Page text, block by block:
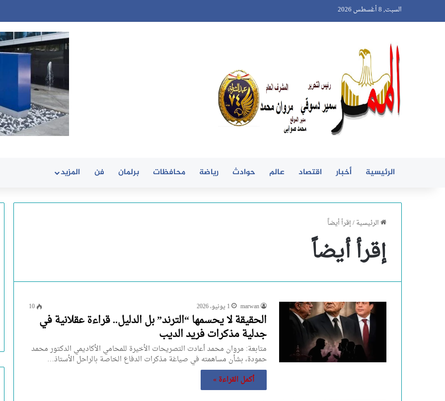
السبت, 8 أغسطس 2026
الرئيسية أخبار اقتصاد عالم حوادث رياضة محافظات برلمان فن المزيد
الرئيسية/إقرأ أيضاً
إقرأ أيضاً
marwan 1 يونيو، 2026 10
الحقيقة لا يحسمها “الترند” بل الدليل.. قراءة عقلانية في
جدلية مذكرات فريد الديب
متابعة: مروان محمد أعادت التصريحات الأخيرة للمحامي الأكاديمي الدكتور محمد
حمودة، بشأن مساهمته في صياغة مذكرات الدفاع الخاصة بالراحل الأستاذ…
أكمل القراءة »